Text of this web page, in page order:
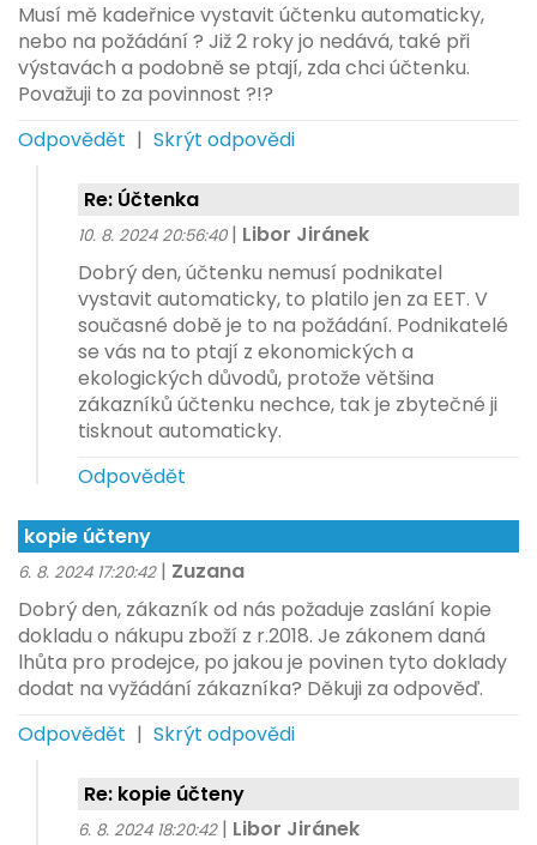
Musí mě kadeřnice vystavit účtenku automaticky,
nebo na požádání ? Již 2 roky jo nedává, také při
výstavách a podobně se ptají, zda chci účtenku.
Považuji to za povinnost ?!?
Odpovědět | Skrýt odpovědi
Re: Účtenka
10. 8. 2024 20:56:40 | Libor Jiránek
Dobrý den, účtenku nemusí podnikatel
vystavit automaticky, to platilo jen za EET. V
současné době je to na požádání. Podnikatelé
se vás na to ptají z ekonomických a
ekologických důvodů, protože většina
zákazníků účtenku nechce, tak je zbytečné ji
tisknout automaticky.
Odpovědět
kopie účteny
6. 8. 2024 17:20:42 | Zuzana
Dobrý den, zákazník od nás požaduje zaslání kopie
dokladu o nákupu zboží z r.2018. Je zákonem daná
lhůta pro prodejce, po jakou je povinen tyto doklady
dodat na vyžádání zákazníka? Děkuji za odpověď.
Odpovědět | Skrýt odpovědi
Re: kopie účteny
6. 8. 2024 18:20:42 | Libor Jiránek